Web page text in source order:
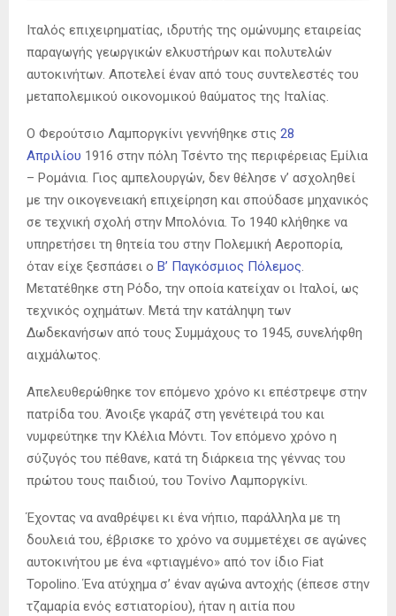
Ιταλός επιχειρηματίας, ιδρυτής της ομώνυμης εταιρείας
παραγωγής γεωργικών ελκυστήρων και πολυτελών
αυτοκινήτων. Αποτελεί έναν από τους συντελεστές του
μεταπολεμικού οικονομικού θαύματος της Ιταλίας.
Ο Φερούτσιο Λαμποργκίνι γεννήθηκε στις 28
Απριλίου 1916 στην πόλη Τσέντο της περιφέρειας Εμίλια
– Ρομάνια. Γιος αμπελουργών, δεν θέλησε ν’ ασχοληθεί
με την οικογενειακή επιχείρηση και σπούδασε μηχανικός
σε τεχνική σχολή στην Μπολόνια. Το 1940 κλήθηκε να
υπηρετήσει τη θητεία του στην Πολεμική Αεροπορία,
όταν είχε ξεσπάσει ο Β’ Παγκόσμιος Πόλεμος.
Μετατέθηκε στη Ρόδο, την οποία κατείχαν οι Ιταλοί, ως
τεχνικός οχημάτων. Μετά την κατάληψη των
Δωδεκανήσων από τους Συμμάχους το 1945, συνελήφθη
αιχμάλωτος.
Απελευθερώθηκε τον επόμενο χρόνο κι επέστρεψε στην
πατρίδα του. Άνοιξε γκαράζ στη γενέτειρά του και
νυμφεύτηκε την Κλέλια Μόντι. Τον επόμενο χρόνο η
σύζυγός του πέθανε, κατά τη διάρκεια της γέννας του
πρώτου τους παιδιού, του Τονίνο Λαμποργκίνι.
Έχοντας να αναθρέψει κι ένα νήπιο, παράλληλα με τη
δουλειά του, έβρισκε το χρόνο να συμμετέχει σε αγώνες
αυτοκινήτου με ένα «φτιαγμένο» από τον ίδιο Fiat
Topolino. Ένα ατύχημα σ’ έναν αγώνα αντοχής (έπεσε στην
τζαμαρία ενός εστιατορίου), ήταν η αιτία που